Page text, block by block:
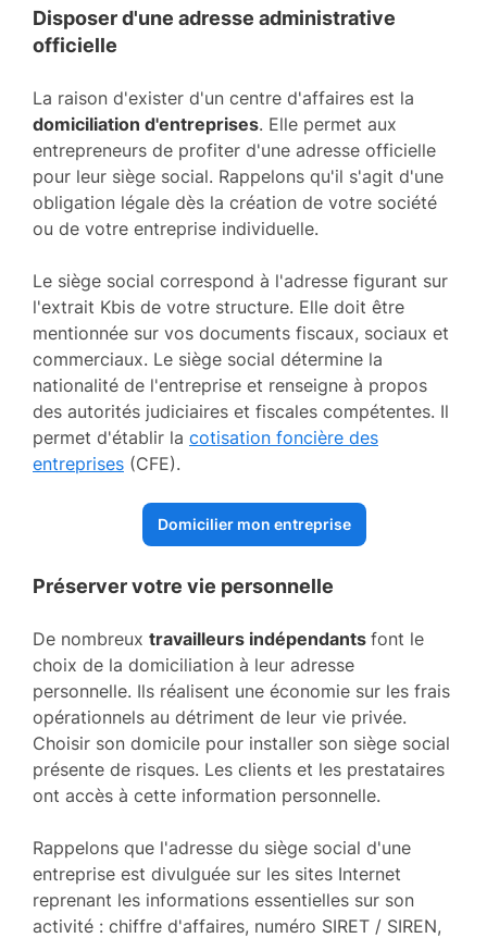
Disposer d'une adresse administrative
officielle
La raison d'exister d'un centre d'affaires est la
domiciliation d'entreprises. Elle permet aux
entrepreneurs de profiter d'une adresse officielle
pour leur siège social. Rappelons qu'il s'agit d'une
obligation légale dès la création de votre société
ou de votre entreprise individuelle.
Le siège social correspond à l'adresse figurant sur
l'extrait Kbis de votre structure. Elle doit être
mentionnée sur vos documents fiscaux, sociaux et
commerciaux. Le siège social détermine la
nationalité de l'entreprise et renseigne à propos
des autorités judiciaires et fiscales compétentes. Il
permet d'établir la cotisation foncière des
entreprises (CFE).
Domicilier mon entreprise
Préserver votre vie personnelle
De nombreux travailleurs indépendants font le
choix de la domiciliation à leur adresse
personnelle. Ils réalisent une économie sur les frais
opérationnels au détriment de leur vie privée.
Choisir son domicile pour installer son siège social
présente de risques. Les clients et les prestataires
ont accès à cette information personnelle.
Rappelons que l'adresse du siège social d'une
entreprise est divulguée sur les sites Internet
reprenant les informations essentielles sur son
activité : chiffre d'affaires, numéro SIRET / SIREN,